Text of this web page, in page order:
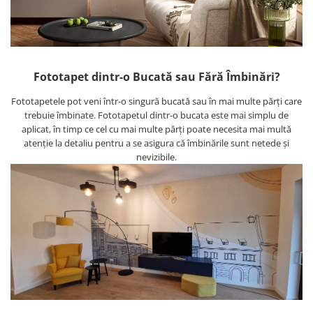
Fototapet dintr-o Bucată sau Fără Îmbinări?
Fototapetele pot veni într-o singură bucată sau în mai multe părți care
trebuie îmbinate. Fototapetul dintr-o bucata este mai simplu de
aplicat, în timp ce cel cu mai multe părți poate necesita mai multă
atenție la detaliu pentru a se asigura că îmbinările sunt netede și
nevizibile.